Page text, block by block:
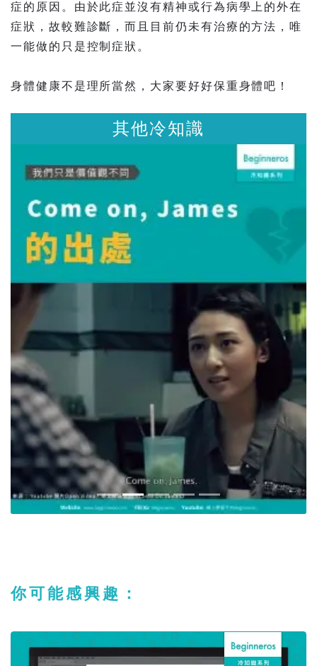
症的原因。由於此症並沒有精神或行為病學上的外在
症狀，故較難診斷，而且目前仍未有治療的方法，唯
一能做的只是控制症狀。
身體健康不是理所當然，大家要好好保重身體吧！
其他冷知識
你可能感興趣：